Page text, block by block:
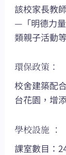
該校家長教
—「明德力
類親子活動
環保政策：
校舍建築配
台花園，增
學校設施 ：
課室數目：